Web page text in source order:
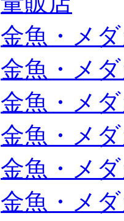
金魚・メダ
金魚・メダ
金魚・メダ
金魚・メダ
金魚・メダ
金魚・メダ